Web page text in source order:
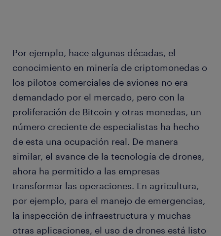
Por ejemplo, hace algunas décadas, el
conocimiento en minería de criptomonedas o
los pilotos comerciales de aviones no era
demandado por el mercado, pero con la
proliferación de Bitcoin y otras monedas, un
número creciente de especialistas ha hecho
de esta una ocupación real. De manera
similar, el avance de la tecnología de drones,
ahora ha permitido a las empresas
transformar las operaciones. En agricultura,
por ejemplo, para el manejo de emergencias,
la inspección de infraestructura y muchas
otras aplicaciones, el uso de drones está listo